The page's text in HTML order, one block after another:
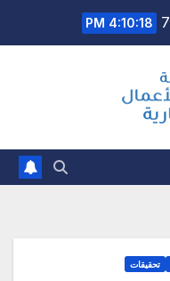
4:10:19 PM
تحقيقات